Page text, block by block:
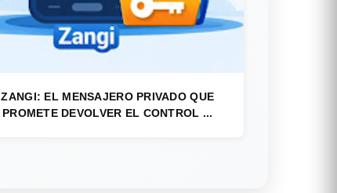
ZANGI: EL MENSAJERO PRIVADO QUE
PROMETE DEVOLVER EL CONTROL ...